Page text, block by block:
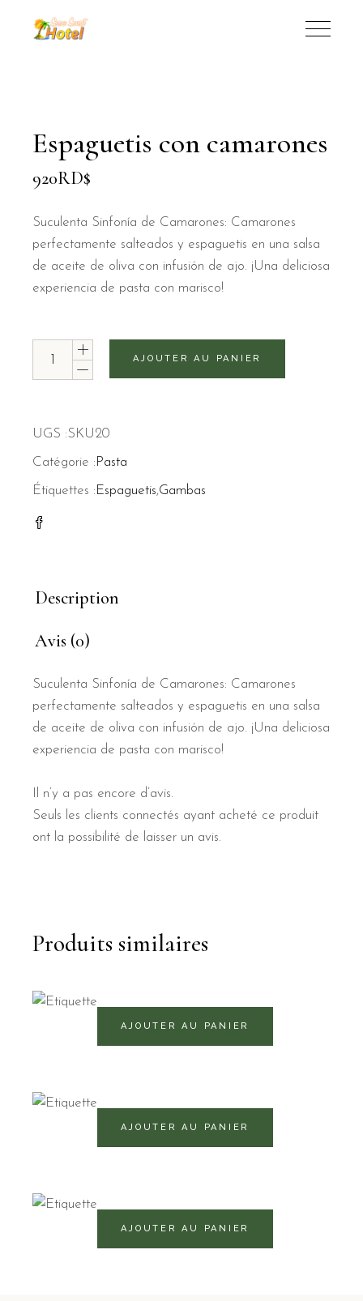
Espaguetis con camarones
920RD$
Suculenta Sinfonía de Camarones: Camarones
perfectamente salteados y espaguetis en una salsa
de aceite de oliva con infusión de ajo. ¡Una deliciosa
experiencia de pasta con marisco!
Espaguetis con camarones quantity
AJOUTER AU PANIER
UGS :SKU20
Catégorie : Pasta
Étiquettes : Espaguetis,Gambas
Description
Avis (0)
Suculenta Sinfonía de Camarones: Camarones
perfectamente salteados y espaguetis en una salsa
de aceite de oliva con infusión de ajo. ¡Una deliciosa
experiencia de pasta con marisco!
Il n’y a pas encore d’avis.
Seuls les clients connectés ayant acheté ce produit
ont la possibilité de laisser un avis.
Produits similaires
325
AJOUTER AU PANIER
520
AJOUTER AU PANIER
540
AJOUTER AU PANIER